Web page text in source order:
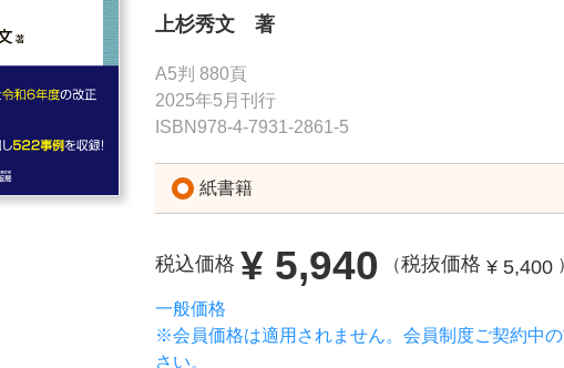
上杉秀文 著
A5判 880頁
2025年5月刊行
ISBN978-4-7931-2861-5
紙書籍
税込価格 ¥ 5,940 （税抜価格 ¥ 5,400
一般価格
※会員価格は適用されません。会員制度ご契約中
さい。